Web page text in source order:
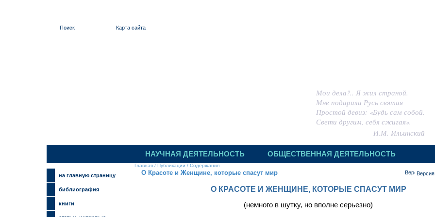
Поиск Карта сайта
Мои дела?.. Я жил страной.
Мне подарила Русь святая
Простой девиз: «Будь сам собой.
Свети другим, себя сжигая».
И.М. Ильинский
НАУЧНАЯ ДЕЯТЕЛЬНОСТЬ ОБЩЕСТВЕННАЯ ДЕЯТЕЛЬНОСТЬ
на главную страницу
библиография
книги
Главная / Публикации / Содержания
О Красоте и Женщине, которые спасут мир
О КРАСОТЕ И ЖЕНЩИНЕ, КОТОРЫЕ СПАСУТ МИР
(немного в шутку, но вполне серьезно)